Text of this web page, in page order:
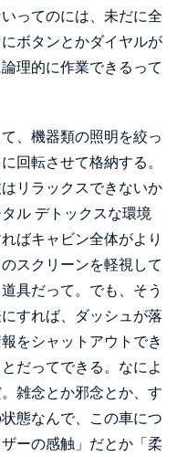
ってのには、未だに全
ボタンとかダイヤルが
理的に作業できるって
、機器類の照明を絞っ
回転させて格納する。
リラックスできないか
ル デトックスな環境
ばキャビン全体がより
スクリーンを軽視して
具だって。でも、そう
すれば、ダッシュが落
をシャットアウトでき
だってできる。なによ
雑念とか邪念とか、す
態なんで、この車につ
ーの感触」だとか「柔